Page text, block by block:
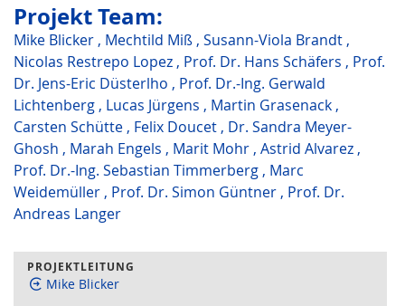
Projekt Team:
Mike Blicker , Mechtild Miß , Susann-Viola Brandt ,
Nicolas Restrepo Lopez , Prof. Dr. Hans Schäfers , Prof.
Dr. Jens-Eric Düsterlho , Prof. Dr.-Ing. Gerwald
Lichtenberg , Lucas Jürgens , Martin Grasenack ,
Carsten Schütte , Felix Doucet , Dr. Sandra Meyer-
Ghosh , Marah Engels , Marit Mohr , Astrid Alvarez ,
Prof. Dr.-Ing. Sebastian Timmerberg , Marc
Weidemüller , Prof. Dr. Simon Güntner , Prof. Dr.
Andreas Langer
PROJEKTLEITUNG
Mike Blicker